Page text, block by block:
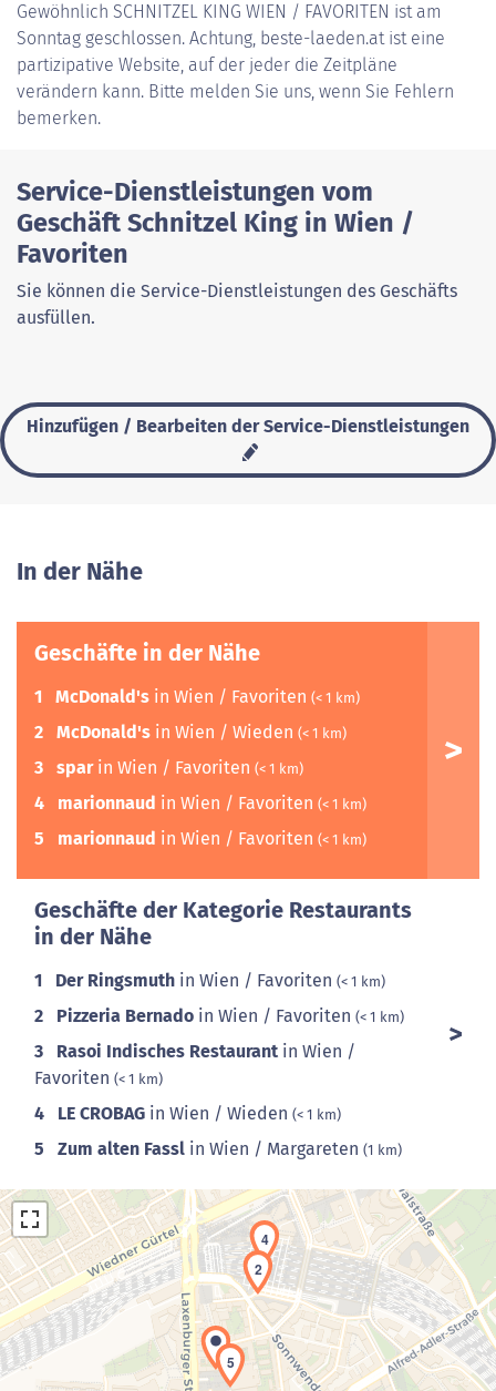
Gewöhnlich SCHNITZEL KING WIEN / FAVORITEN ist am
Sonntag geschlossen. Achtung, beste-laeden.at ist eine
partizipative Website, auf der jeder die Zeitpläne
verändern kann. Bitte melden Sie uns, wenn Sie Fehlern
bemerken.
Service-Dienstleistungen vom
Geschäft Schnitzel King in Wien /
Favoriten
Sie können die Service-Dienstleistungen des Geschäfts
ausfüllen.
Hinzufügen / Bearbeiten der Service-Dienstleistungen
In der Nähe
Geschäfte in der Nähe
1 McDonald's in Wien / Favoriten (< 1 km)
2 McDonald's in Wien / Wieden (< 1 km)
3 sparin Wien / Favoriten (< 1 km)
4 marionnaud in Wien / Favoriten (< 1 km)
5 marionnaud in Wien / Favoriten (< 1 km)
Geschäfte der Kategorie Restaurants
in der Nähe
1 Der Ringsmuth in Wien / Favoriten (< 1 km)
2 Pizzeria Bernado in Wien / Favoriten (< 1 km)
3 Rasoi Indisches Restaurant in Wien /
Favoriten (< 1 km)
4 LE CROBAG in Wien / Wieden (< 1 km)
5 Zum alten Fassl in Wien / Margareten (1 km)
Laden der Karte...
2
4
5